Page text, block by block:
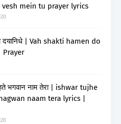
mein tu prayer lyrics
दयानिधे | Vah shakti hamen do
Prayer
भगवान नाम तेरा | ishwar tujhe
naam tera lyrics |